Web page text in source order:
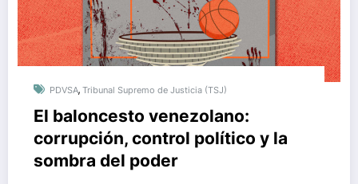
PDVSA, Tribunal Supremo de Justicia (TSJ)
El baloncesto venezolano:
corrupción, control político y la
sombra del poder